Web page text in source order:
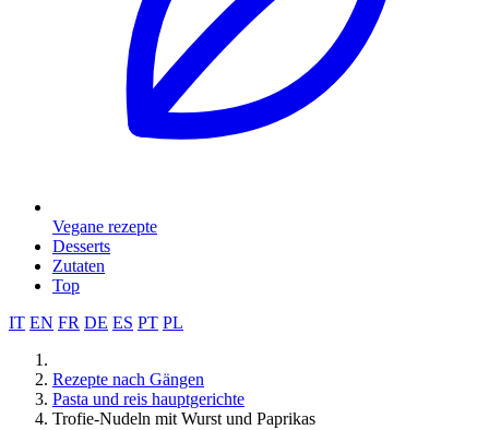
Vegane rezepte
Desserts
Zutaten
Top
IT EN FR DE ES PT PL
Rezepte nach Gängen
Pasta und reis hauptgerichte
Trofie-Nudeln mit Wurst und Paprikas